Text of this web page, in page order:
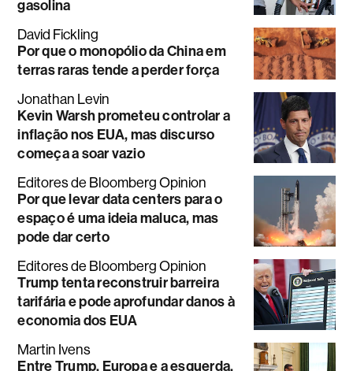
gasolina
David Fickling
Por que o monopólio da China em
terras raras tende a perder força
Jonathan Levin
Kevin Warsh prometeu controlar a
inflação nos EUA, mas discurso
começa a soar vazio
Editores de Bloomberg Opinion
Por que levar data centers para o
espaço é uma ideia maluca, mas
pode dar certo
Editores de Bloomberg Opinion
Trump tenta reconstruir barreira
tarifária e pode aprofundar danos à
economia dos EUA
Martin Ivens
Entre Trump, Europa e a esquerda,